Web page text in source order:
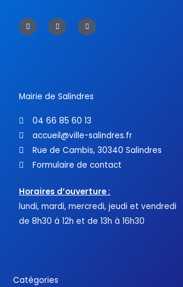
a
c
e
w
i
t
o
u
t
Mairie de Salindres
04 66 85 60 13
accueil@ville-salindres.fr
Rue de Cambis, 30340 Salindres
Formulaire de contact
Horaires d’ouverture :
lundi, mardi, mercredi, jeudi et vendredi
de 8h30 à 12h et de 13h à 16h30
Catégories